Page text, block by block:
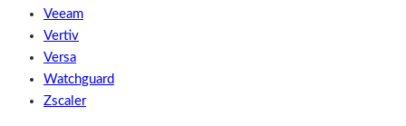
Veeam
Vertiv
Versa
Watchguard
Zscaler